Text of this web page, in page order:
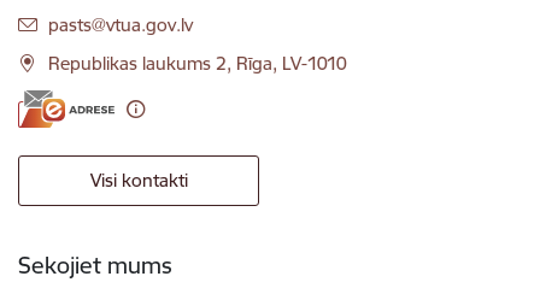
E-pasts:
pasts@vtua.gov.lv
Republikas laukums 2, Rīga, LV-1010
Visi kontakti
Sekojiet mums